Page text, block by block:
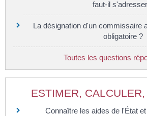
faut-il
La désignation d'un commissaire
obligatoire ?
Toutes les questions
ESTIMER,
Connaître les aides de l'État